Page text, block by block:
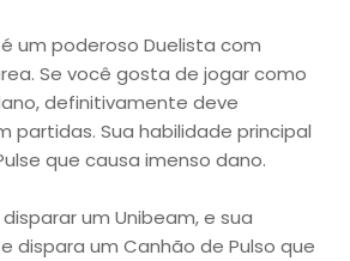
é um poderoso Duelista com
Se você gosta de jogar como
definitivamente deve
partidas. Sua habilidade principal
que causa imenso dano.
um Unibeam, e sua
dispara um Canhão de Pulso que